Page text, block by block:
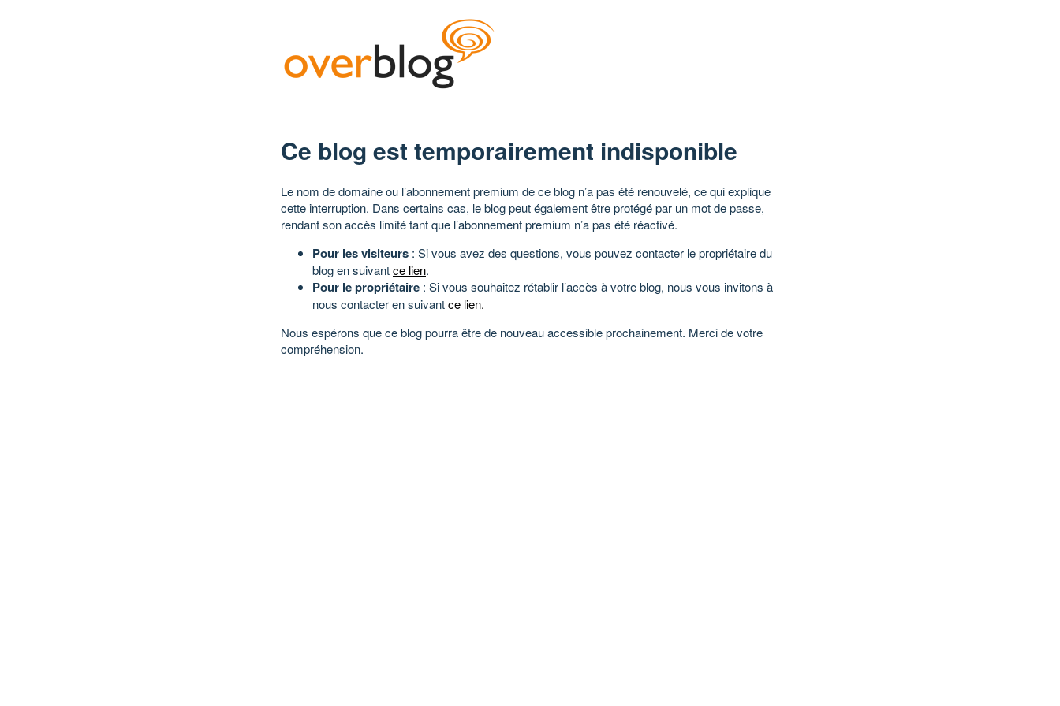
Ce blog est temporairement indisponible
Le nom de domaine ou l’abonnement premium de ce blog n’a pas été renouvelé, ce qui explique
cette interruption. Dans certains cas, le blog peut également être protégé par un mot de passe,
rendant son accès limité tant que l’abonnement premium n’a pas été réactivé.
Pour les visiteurs : Si vous avez des questions, vous pouvez contacter le propriétaire du
blog en suivantce lien.
Pour le propriétaire : Si vous souhaitez rétablir l’accès à votre blog, nous vous invitons à
nous contacter en suivantce lien.
Nous espérons que ce blog pourra être de nouveau accessible prochainement. Merci de votre
compréhension.